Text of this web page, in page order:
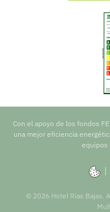
Con el apoyo de los fondos
una mejor eficiencia
equipos
|
© 2026 Hotel Rías Bajas.